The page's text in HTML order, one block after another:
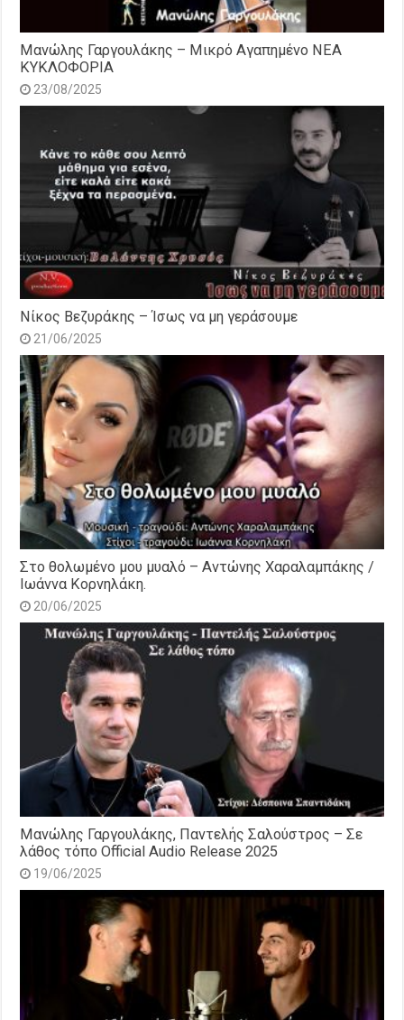
Μανώλης Γαργουλάκης – Μικρό Αγαπημένο NEΑ
ΚΥΚΛΟΦΟΡΙΑ
23/08/2025
Νίκος Βεζυράκης – Ίσως να μη γεράσουμε
21/06/2025
Στο θολωμένο μου μυαλό – Αντώνης Χαραλαμπάκης /
Ιωάννα Κορνηλάκη.
20/06/2025
Μανώλης Γαργουλάκης, Παντελής Σαλούστρος – Σε
λάθος τόπο Official Audio Release 2025
19/06/2025